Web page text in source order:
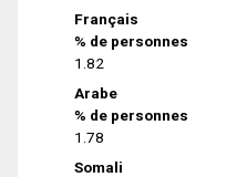
Français
% de personnes
1.82
Arabe
% de personnes
1.78
Somali